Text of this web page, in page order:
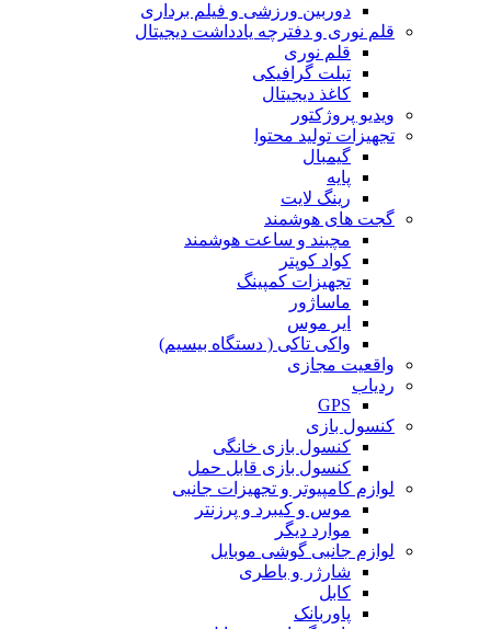
دوربین‌ ورزشی و فیلم برداری
قلم نوری و دفترچه یادداشت دیجیتال
قلم نوری
تبلت گرافیکی
کاغذ دیجیتال
ویدیو پروژکتور
تجهیزات تولید محتوا
گیمبال
پایه
رینگ لایت
گجت های هوشمند
مچبند و ساعت هوشمند
کواد کوپتر
تجهیزات کمپینگ
ماساژور
ایر موس
واکی تاکی ( دستگاه بیسیم)
واقعیت مجازی
ردیاب
GPS
کنسول بازی
کنسول بازی خانگی
کنسول بازی قابل حمل
لوازم کامپیوتر و تجهیزات جانبی
موس و کیبرد و پرزنتر
موارد دیگر
لوازم جانبی گوشی موبایل
شارژر و باطری
کابل
پاوربانک